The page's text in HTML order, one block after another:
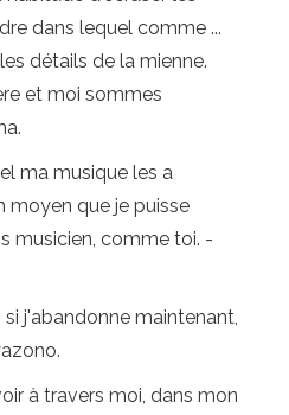
dans lequel comme ...
détails de la mienne.
et moi sommes
ma musique les a
moyen que je puisse
musicien, comme toi. -
j'abandonne maintenant,
à travers moi, dans mon